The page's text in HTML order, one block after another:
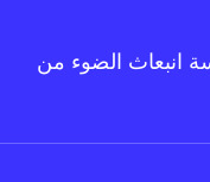
انبعاث الضوء من